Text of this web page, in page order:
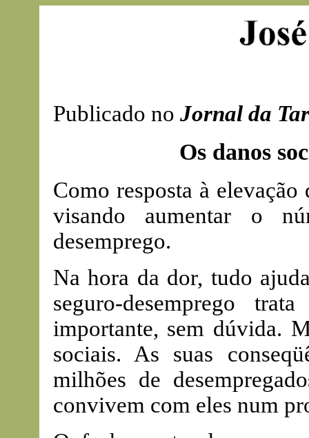
Publicado no Jornal da
Os danos
Como resposta à elevação
visando aumentar o
desemprego.
Na hora da dor, tudo
seguro-desemprego
importante, sem dúvida.
sociais. As suas
milhões de
convivem com eles num